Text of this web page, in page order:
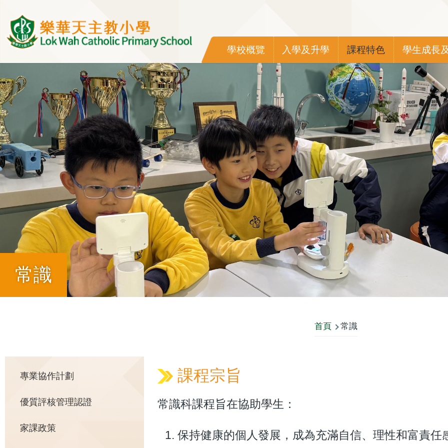
Main
navigation
學校概覽 入學及升學 課程特色 學生成長
常識
航
首頁 常識
課程宗旨
常識科課程旨在協助學生：
保持健康的個人發展，成為充滿自信、理性和富責任
Main
navigation
專業協作計劃
優質評核管理認證
家課政策